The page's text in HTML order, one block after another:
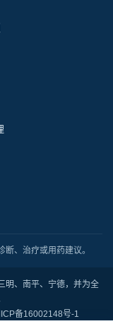
、治疗或用药建议。
明、南平、宁德，并为全
备16002148号-1